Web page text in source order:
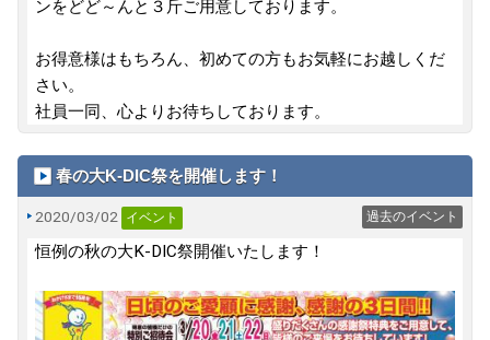
ンをどど～んと３斤ご用意しております。
お得意様はもちろん、初めての方もお気軽にお越しくだ
さい。
社員一同、心よりお待ちしております。
春の大K-DIC祭を開催します！
過去のイベント
2020/03/02 イベント
恒例の秋の大K-DIC祭開催いたします！